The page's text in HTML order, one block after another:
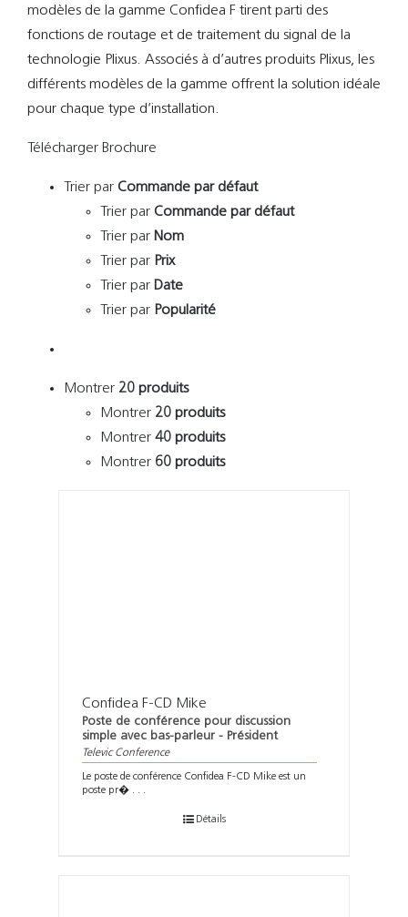
modèles de la gamme Confidea F tirent parti des
fonctions de routage et de traitement du signal de la
technologie Plixus. Associés à d’autres produits Plixus, les
différents modèles de la gamme offrent la solution idéale
pour chaque type d’installation.
Télécharger Brochure
Trier par Commande par défaut
Trier par Commande par défaut
Trier par Nom
Trier par Prix
Trier par Date
Trier par Popularité
Montrer 20 produits
Montrer 20 produits
Montrer 40 produits
Montrer 60 produits
Confidea F-CD Mike
Poste de conférence pour discussion
simple avec bas-parleur - Président
Televic Conference
Le poste de conférence Confidea F-CD Mike est un
poste pr� . . .
Détails